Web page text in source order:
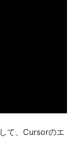
て、Cursorのエ